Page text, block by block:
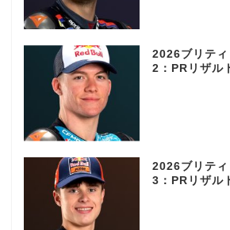
2026ブリティ
2：PRリザル
2026ブリティ
3：PRリザル